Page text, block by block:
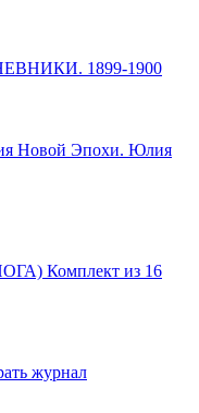
1899-1900
Новой Эпохи. Юлия
Комплект из 16
журнал